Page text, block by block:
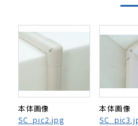
本体画像
SC_pic2.jpg
本体画像